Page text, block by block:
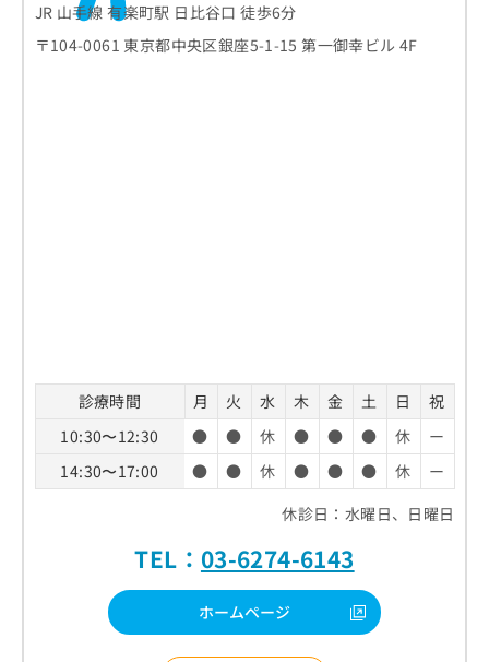
JR 山手線 有楽町駅 日比谷口 徒歩6分
〒104-0061 東京都中央区銀座5-1-15 第一御幸ビル 4F
診療時間 月 火 水 木 金 土 日
祝
10:30〜12:30
● ● 休 ● ● ● 休
ー
14:30〜17:00
● ● 休 ● ● ● 休
ー
休診日：水曜日、日曜日
TEL： 03-6274-6143
ホームページ